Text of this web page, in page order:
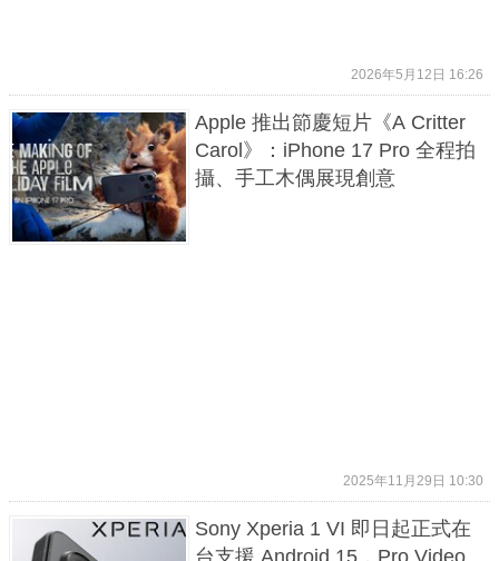
2026年5月12日 16:26
Apple 推出節慶短片《A Critter
Carol》：iPhone 17 Pro 全程拍
攝、手工木偶展現創意
2025年11月29日 10:30
Sony Xperia 1 VI 即日起正式在
台支援 Android 15，Pro Video